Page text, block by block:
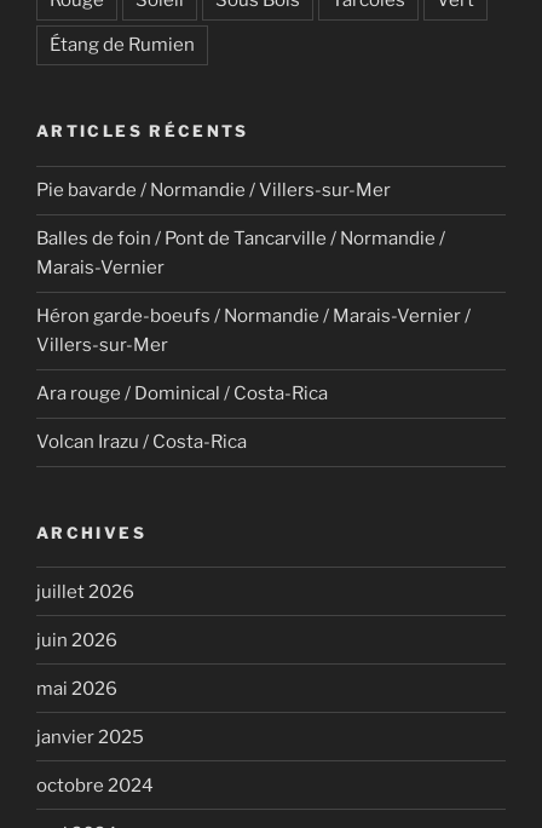
Étang de Rumien
ARTICLES RÉCENTS
Pie bavarde / Normandie / Villers-sur-Mer
Balles de foin / Pont de Tancarville / Normandie /
Marais-Vernier
Héron garde-boeufs / Normandie / Marais-Vernier /
Villers-sur-Mer
Ara rouge / Dominical / Costa-Rica
Volcan Irazu / Costa-Rica
ARCHIVES
juillet 2026
juin 2026
mai 2026
janvier 2025
octobre 2024